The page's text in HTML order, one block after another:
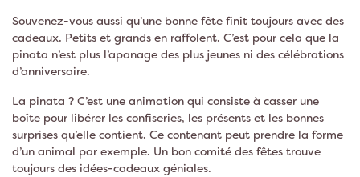
Souvenez-vous aussi qu’une bonne fête finit toujours avec des
cadeaux. Petits et grands en raffolent. C’est pour cela que la
pinata n’est plus l’apanage des plus jeunes ni des célébrations
d’anniversaire.
La pinata ? C’est une animation qui consiste à casser une
boîte pour libérer les confiseries, les présents et les bonnes
surprises qu’elle contient. Ce contenant peut prendre la forme
d’un animal par exemple. Un bon comité des fêtes trouve
toujours des idées-cadeaux géniales.